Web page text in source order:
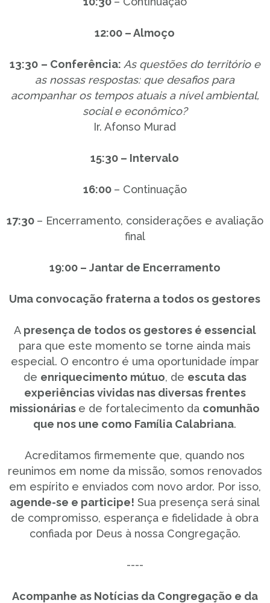
12:00 – Almoço
13:30 – Conferência: As questões do território e
as nossas respostas: que desafios para
acompanhar os tempos atuais a nível ambiental,
social e econômico?
Ir. Afonso Murad
15:30 – Intervalo
16:00 – Continuação
17:30 – Encerramento, considerações e avaliação
final
19:00 – Jantar de Encerramento
Uma convocação fraterna a todos os gestores
A presença de todos os gestores é essencial
para que este momento se torne ainda mais
especial. O encontro é uma oportunidade ímpar
de enriquecimento mútuo, de escuta das
experiências vividas nas diversas frentes
missionárias e de fortalecimento da comunhão
que nos une como Família Calabriana.
Acreditamos firmemente que, quando nos
reunimos em nome da missão, somos renovados
em espírito e enviados com novo ardor. Por isso,
agende-se e participe! Sua presença será sinal
de compromisso, esperança e fidelidade à obra
confiada por Deus à nossa Congregação.
----
Acompanhe as Notícias da Congregação e da